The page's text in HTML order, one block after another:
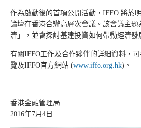
作為啟動後的首項公開活動，IFFO 將於
論壇在香港合辦高層次會議。該會議主題
濟」，並會探討基建投資如何帶動經濟發
有關IFFO工作及合作夥伴的詳細資料，
覽及IFFO官方網站 (www.iffo.org.hk)。
香港金融管理局
2016年7月4日